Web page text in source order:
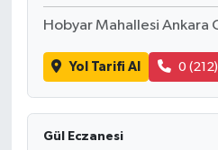
Hobyar Mahallesi Ankara
Yol Tarifi Al 0
Gül Eczanesi